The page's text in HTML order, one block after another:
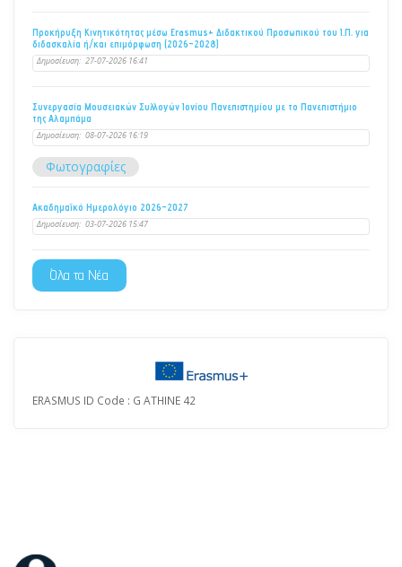
Προκήρυξη Κινητικότητας μέσω Erasmus+ Διδακτικού Προσωπικού του Ι.Π. για
διδασκαλία ή/και επιμόρφωση (2026-2028)
Δημοσίευση: 27-07-2026 16:41
Συνεργασία Μουσειακών Συλλογών Ιονίου Πανεπιστημίου με το Πανεπιστήμιο
της Αλαμπάμα
Δημοσίευση: 08-07-2026 16:19
Φωτογραφίες
Ακαδημαϊκό Ημερολόγιο 2026-2027
Δημοσίευση: 03-07-2026 15:47
Όλα τα Νέα
ERASMUS ID Code : G ATHINE 42